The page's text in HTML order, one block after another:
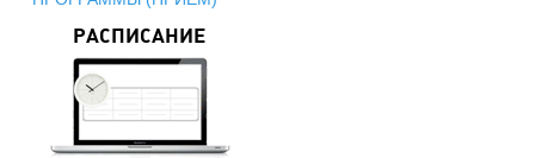
РАСПИСАНИЕ